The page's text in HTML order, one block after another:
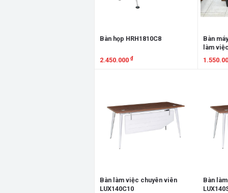
Bàn họp HRH1810C8
2.450.000 ₫
Bàn
làm
Bàn làm việc chuyên viên
LUX140C10
Bàn